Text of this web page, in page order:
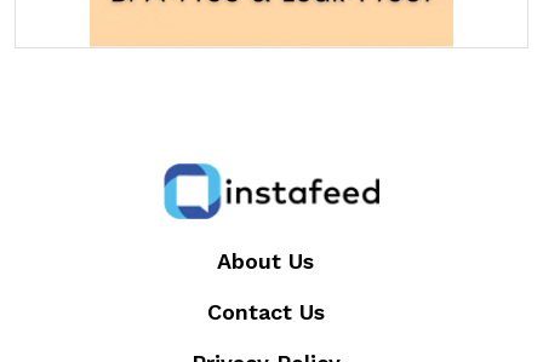
About Us
Contact Us